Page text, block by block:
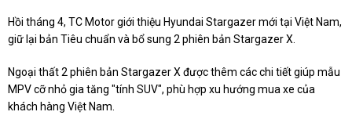
Hồi tháng 4, TC Motor giới thiệu Hyundai Stargazer mới tại Việt Nam,
giữ lại bản Tiêu chuẩn và bổ sung 2 phiên bản Stargazer X.
Ngoại thất 2 phiên bản Stargazer X được thêm các chi tiết giúp mẫu
MPV cỡ nhỏ gia tăng "tính SUV", phù hợp xu hướng mua xe của
khách hàng Việt Nam.